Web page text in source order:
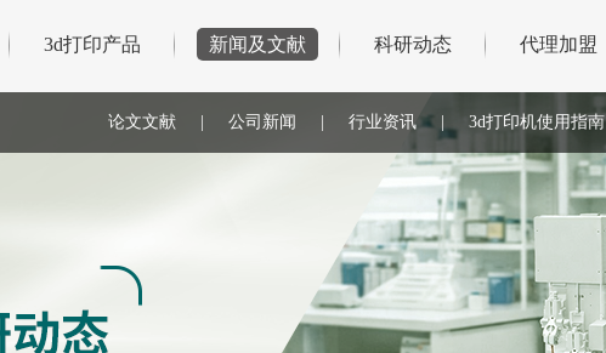
3d打印产品 新闻及文献 科研动态 代理加盟
论文文献 公司新闻 行业资讯 3d打印机使用指南